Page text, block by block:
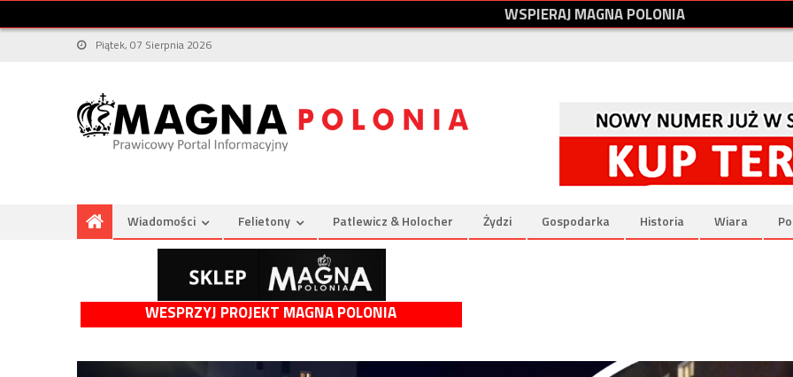
WSPIERAJMAGNAPOLONIA
Piątek, 07 Sierpnia 2026
Wiadomości Felietony Patlewicz & Holocher Żydzi Gospodarka Historia Wiara
WESPRZYJ PROJEKT MAGNA POLONIA